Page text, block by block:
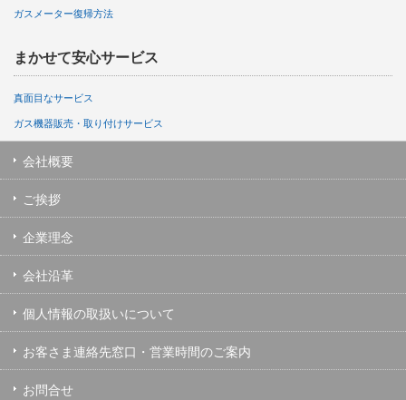
ガスメーター復帰方法
まかせて安心サービス
真面目なサービス
ガス機器販売・取り付けサービス
会社概要
ご挨拶
企業理念
会社沿革
個人情報の取扱いについて
お客さま連絡先窓口・営業時間のご案内
お問合せ